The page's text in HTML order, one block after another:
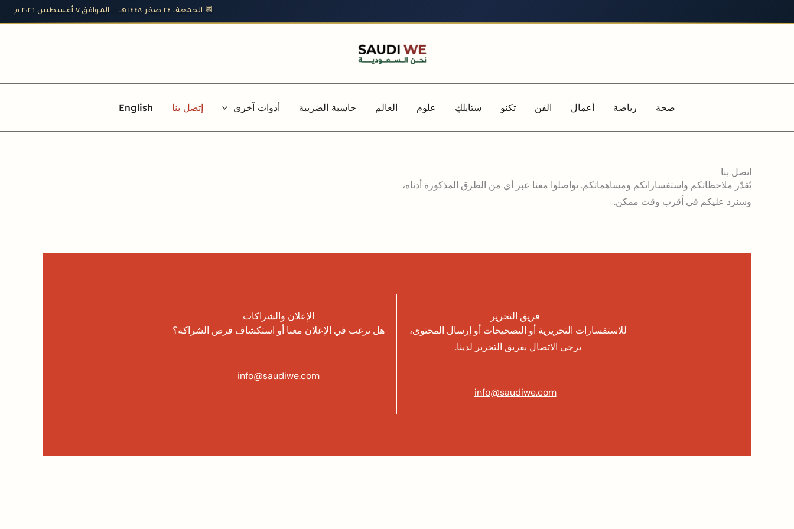
📆 الجمعة، ٢٤ صفر ١٤٤٨ هـ — الموافق ٧ أغسطس ٢٠٢٦ م
إلى
صحة رياضة أعمال الفن تكنو ستايلكِ علوم العالم حاسبة الضريبة أدوات آخرى إتصل بنا English
اتصل بنا
نُقدّر ملاحظاتكم واستفساراتكم ومساهماتكم. تواصلوا معنا عبر أي من الطرق المذكورة أدناه،
وسنرد عليكم في أقرب وقت ممكن.
فريق التحرير
للاستفسارات التحريرية أو التصحيحات أو إرسال المحتوى،
يرجى الاتصال بفريق التحرير لدينا.
info@saudiwe.com
الإعلان والشراكات
هل ترغب في الإعلان معنا أو استكشاف فرص الشراكة؟
info@saudiwe.com